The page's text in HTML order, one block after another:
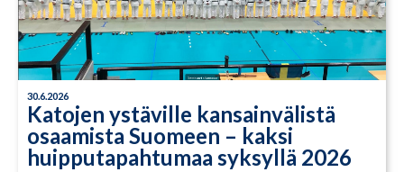
30.6.2026
Katojen ystäville kansainvälistä
osaamista Suomeen – kaksi
huipputapahtumaa syksyllä 2026